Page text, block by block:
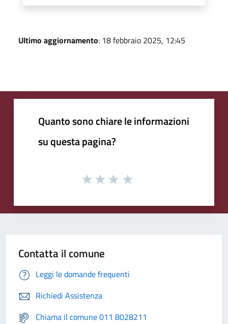
Ultimo aggiornamento: 18 febbraio 2025, 12:45
Quanto sono chiare le informazioni
su questa pagina?
Contatta il comune
Leggi le domande frequenti
Richiedi Assistenza
Chiama il comune 011 8028211